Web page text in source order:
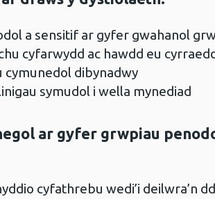
a sensitif ar gyfer gwahanol
cyfarwydd ac hawdd eu
cymunedol dibynadwy
symudol i wella mynediad
ar gyfer grwpiau
cyfathrebu wedi’i deilwra’n